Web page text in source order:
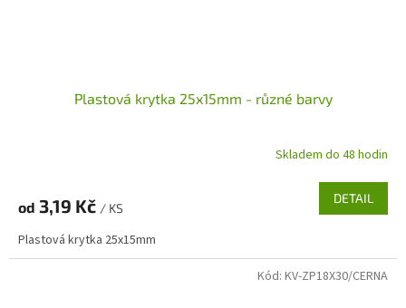
Plastová krytka 25x15mm - různé barvy
Skladem do 48 hodin
od 3,19 Kč / KS
DETAIL
Plastová krytka 25x15mm
Kód: KV-ZP18X30/CERNA